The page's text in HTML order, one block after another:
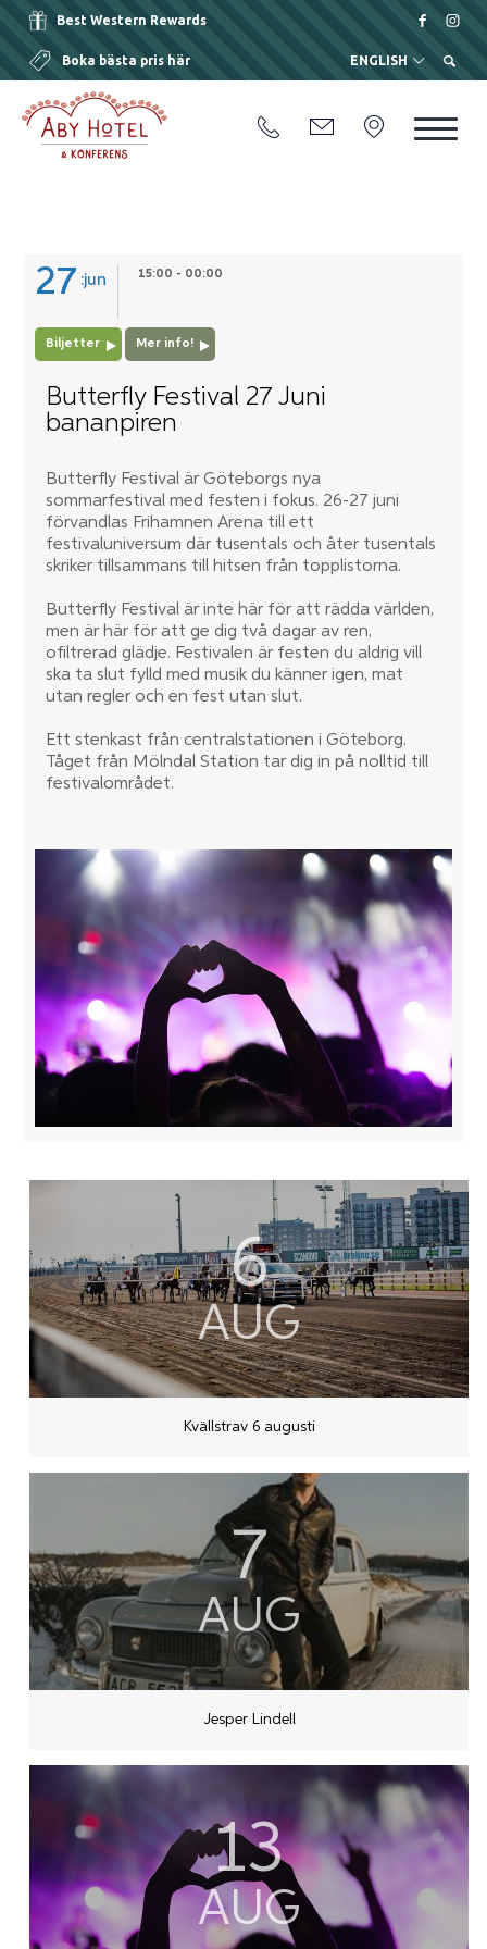
Best Western Rewards
Boka bästa pris här ENGLISH
27 jun 15:00 - 00:00
Biljetter Mer info!
Butterfly Festival 27 Juni
bananpiren
Butterfly Festival är Göteborgs nya
sommarfestival med festen i fokus. 26-27 juni
förvandlas Frihamnen Arena till ett
festivaluniversum där tusentals och åter tusentals
skriker tillsammans till hitsen från topplistorna.
Butterfly Festival är inte här för att rädda världen,
men är här för att ge dig två dagar av ren,
ofiltrerad glädje. Festivalen är festen du aldrig vill
ska ta slut fylld med musik du känner igen, mat
utan regler och en fest utan slut.
Ett stenkast från centralstationen i Göteborg.
Tåget från Mölndal Station tar dig in på nolltid till
6
AUG
Kvällstrav 6 augusti
7
AUG
Jesper Lindell
13
AUG